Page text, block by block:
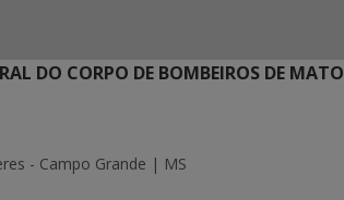
DO CORPO DE BOMBEIROS DE MATO
- Campo Grande | MS